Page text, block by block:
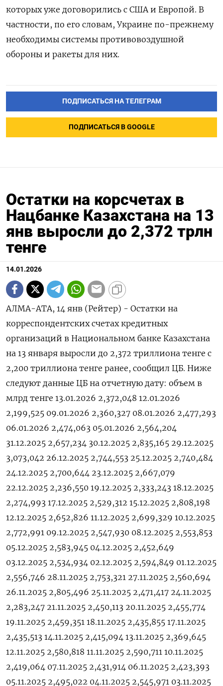
которых уже договорились с США и Европой. В
частности, по его словам, Украине по-прежнему
необходимы системы противовоздушной
обороны и ракеты для них.
ПОДПИСАТЬСЯ НА ТЕЛЕГРАМ
ПОДПИСАТЬСЯ В GOOGLE
Остатки на корсчетах в
Нацбанке Казахстана на 13
янв выросли до 2,372 трлн
тенге
14.01.2026
АЛМА-АТА, 14 янв (Рейтер) - ⁠Остатки на
корреспондентских счетах кредитных
⁠организаций ​в ⁠Национальном ⁠банке Казахстана
‌на 13 ‍января ‌выросли до ​2,372 триллиона тенге ⁠с
‍2,200 триллиона тенге ‌ранее, сообщил ЦБ. Ниже
следуют ‍данные ‍ЦБ на ‍отчетную дату: объем в
млрд ⁠тенге 13.01.2026 2,372,048 12.01.2026
2,199,525 09.01.2026 2,360,327 08.01.2026 2,477,293
06.01.2026 2,474,063 05.01.2026 2,564,204
31.12.2025 2,657,234 30.12.2025 2,835,165 29.12.2025
3,073,042 26.12.2025 2,744,553 25.12.2025 2,740,484
24.12.2025 2,700,644 23.12.2025 2,667,079
22.12.2025 2,236,550 19.12.2025 2,333,243 18.12.2025
2,274,993 17.12.2025 2,529,312 15.12.2025 2,808,198
12.12.2025 2,652,826 11.12.2025 2,699,329 10.12.2025
2,772,991 09.12.2025 2,547,930 08.12.2025 2,553,853
05.12.2025 2,583,945 04.12.2025 2,452,649
03.12.2025 2,534,934 02.12.2025 2,594,849 01.12.2025
2,556,746 28.11.2025 2,753,321 27.11.2025 2,560,694
26.11.2025 2,805,496 25.11.2025 2,471,417 24.11.2025
2,283,247 21.11.2025 2,450,113 20.11.2025 2,455,774
19.11.2025 2,459,351 18.11.2025 2,435,855 17.11.2025
2,435,513 14.11.2025 2,415,094 13.11.2025 2,369,645
12.11.2025 2,580,818 11.11.2025 2,590,711 10.11.2025
2,419,064 07.11.2025 2,431,914 06.11.2025 2,423,393
05.11.2025 2,495,022 04.11.2025 2,545,971 03.11.2025